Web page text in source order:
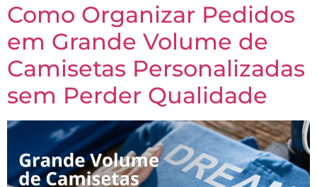
Como Organizar Pedidos
em Grande Volume de
Camisetas Personalizadas
sem Perder Qualidade